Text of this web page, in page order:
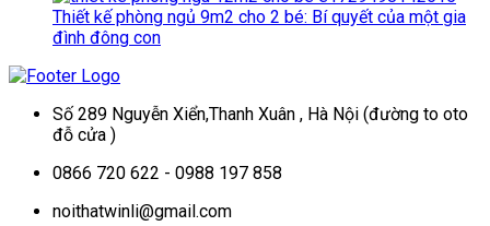
Thiết kế phòng ngủ 9m2 cho 2 bé: Bí quyết của một gia
đình đông con
Số 289 Nguyễn Xiển,Thanh Xuân , Hà Nội (đường to oto
đỗ cửa )
0866 720 622 - 0988 197 858
noithatwinli@gmail.com